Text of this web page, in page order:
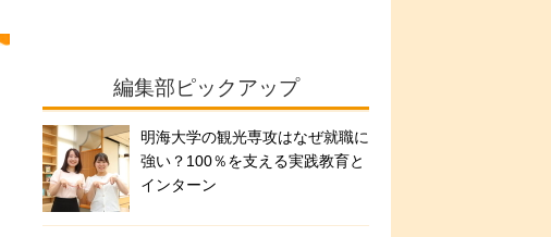
編集部ピックアップ
明海大学の観光専攻はなぜ就職に
強い？100％を支える実践教育と
インターン